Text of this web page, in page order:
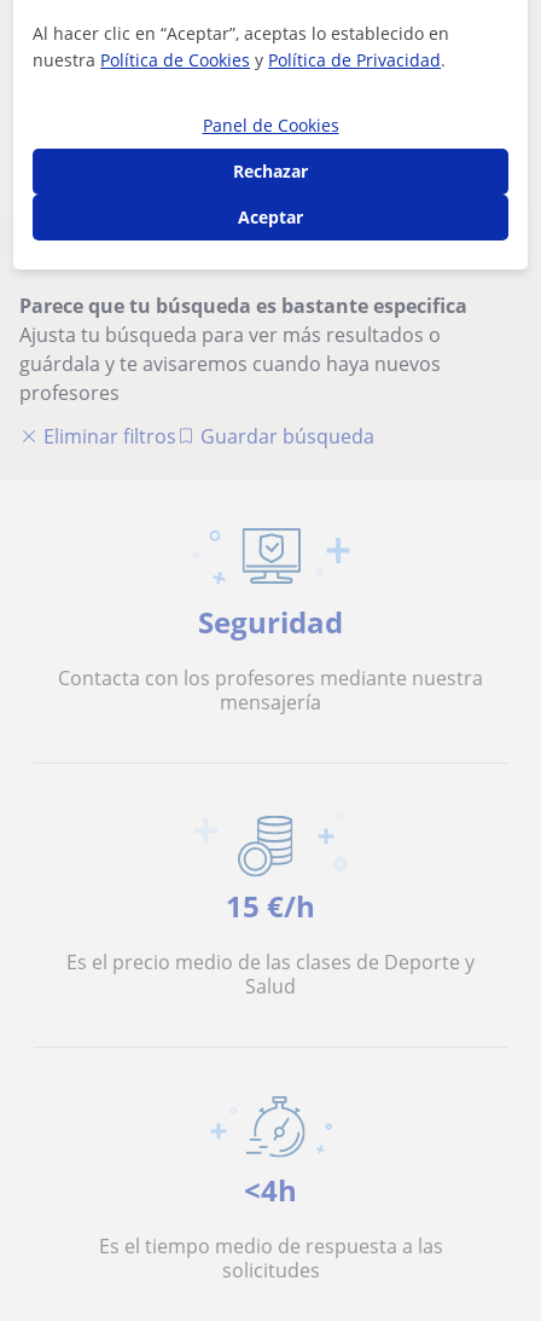
técnicas de cada individuo y...
Contactar
Parece que tu búsqueda es bastante especifica
Ajusta tu búsqueda para ver más resultados o
guárdala y te avisaremos cuando haya nuevos
profesores
Eliminar filtros
Guardar búsqueda
Seguridad
Contacta con los profesores mediante nuestra
mensajería
15 €/h
Es el precio medio de las clases de Deporte y
Salud
<4h
Es el tiempo medio de respuesta a las
solicitudes
Al hacer clic en “Aceptar”, aceptas lo establecido en
nuestra Política de Cookies y Política de Privacidad.
Panel de Cookies
Rechazar
Aceptar